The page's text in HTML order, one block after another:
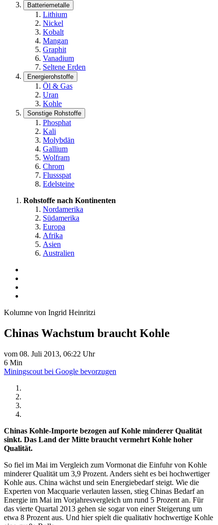
Batteriemetalle
Lithium
Nickel
Kobalt
Mangan
Graphit
Vanadium
Seltene Erden
Energierohstoffe
Öl & Gas
Uran
Kohle
Sonstige Rohstoffe
Phosphat
Kali
Molybdän
Gallium
Wolfram
Chrom
Flussspat
Edelsteine
Rohstoffe nach Kontinenten
Nordamerika
Südamerika
Europa
Afrika
Asien
Australien
Kolumne von Ingrid Heinritzi
Chinas Wachstum braucht Kohle
vom 08. Juli 2013, 06:22 Uhr
6 Min
Miningscout bei Google bevorzugen
Chinas Kohle-Importe bezogen auf Kohle minderer Qualität
sinkt. Das Land der Mitte braucht vermehrt Kohle hoher
Qualität.
So fiel im Mai im Vergleich zum Vormonat die Einfuhr von Kohle
minderer Qualität um 3,9 Prozent. Anders sieht es bei hochwertiger
Kohle aus. China wächst und sein Energiebedarf steigt. Wie die
Experten von Macquarie verlauten lassen, stieg Chinas Bedarf an
Energie im Mai im Vorjahresvergleich um rund 5 Prozent an. Für
das vierte Quartal 2013 gehen sie sogar von einer Steigerung um
etwa 8 Prozent aus. Und hier spielt die qualitativ hochwertige Kohle